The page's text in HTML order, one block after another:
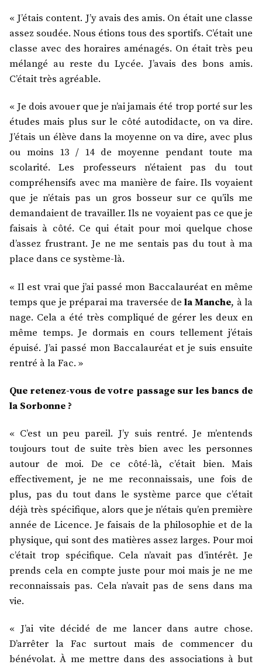
« J’étais content. J’y avais des amis. On était une classe
assez soudée. Nous étions tous des sportifs. C’était une
classe avec des horaires aménagés. On était très peu
mélangé au reste du Lycée. J’avais des bons amis.
C’était très agréable.
« Je dois avouer que je n’ai jamais été trop porté sur les
études mais plus sur le côté autodidacte, on va dire.
J’étais un élève dans la moyenne on va dire, avec plus
ou moins 13 / 14 de moyenne pendant toute ma
scolarité. Les professeurs n’étaient pas du tout
compréhensifs avec ma manière de faire. Ils voyaient
que je n’étais pas un gros bosseur sur ce qu’ils me
demandaient de travailler. Ils ne voyaient pas ce que je
faisais à côté. Ce qui était pour moi quelque chose
d’assez frustrant. Je ne me sentais pas du tout à ma
place dans ce système-là.
« Il est vrai que j’ai passé mon Baccalauréat en même
temps que je préparai ma traversée dela Manche, à la
nage. Cela a été très compliqué de gérer les deux en
même temps. Je dormais en cours tellement j’étais
épuisé. J’ai passé mon Baccalauréat et je suis ensuite
rentré à la Fac. »
Que retenez-vous de votre passage sur les bancs de
la Sorbonne ?
« C’est un peu pareil. J’y suis rentré. Je m’entends
toujours tout de suite très bien avec les personnes
autour de moi. De ce côté-là, c’était bien. Mais
effectivement, je ne me reconnaissais, une fois de
plus, pas du tout dans le système parce que c’était
déjà très spécifique, alors que je n’étais qu’en première
année de Licence. Je faisais de la philosophie et de la
physique, qui sont des matières assez larges. Pour moi
c’était trop spécifique. Cela n’avait pas d’intérêt. Je
prends cela en compte juste pour moi mais je ne me
reconnaissais pas. Cela n’avait pas de sens dans ma
vie.
« J’ai vite décidé de me lancer dans autre chose.
D’arrêter la Fac surtout mais de commencer du
bénévolat. À me mettre dans des associations à but